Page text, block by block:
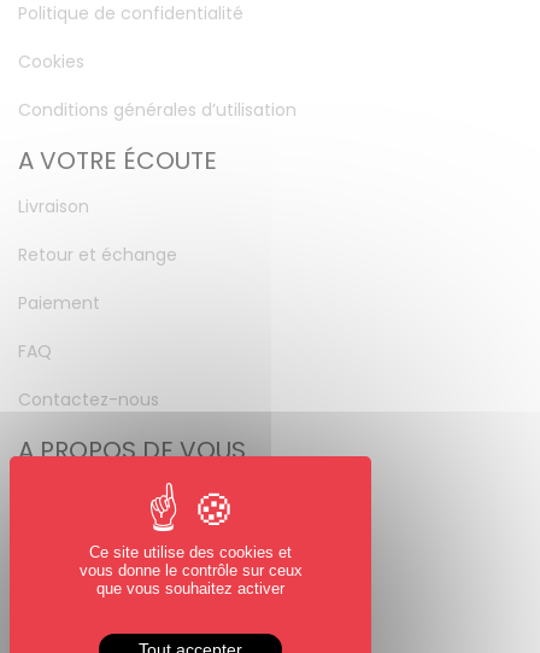
Politique de confidentialité
Cookies
Conditions générales d’utilisation
A VOTRE ÉCOUTE
Livraison
Retour et échange
Paiement
FAQ
Contactez-nous
A PROPOS DE VOUS
Mot de passe perdu
NOUS SUIVRE
Facebook
Ce site utilise des cookies et
vous donne le contrôle sur ceux
que vous souhaitez activer